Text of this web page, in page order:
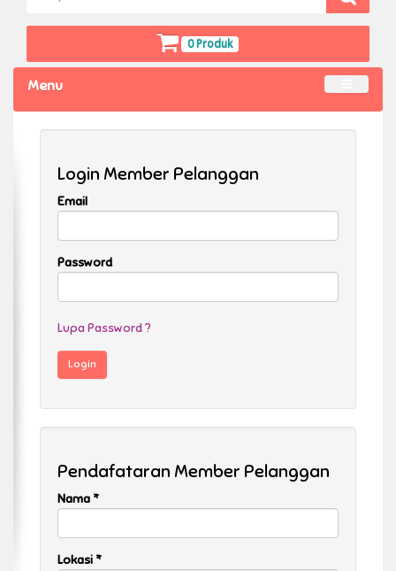
0 Produk
Menu
Login Member Pelanggan
Email
Password
Lupa Password ?
Pendafataran Member Pelanggan
Nama *
Lokasi *